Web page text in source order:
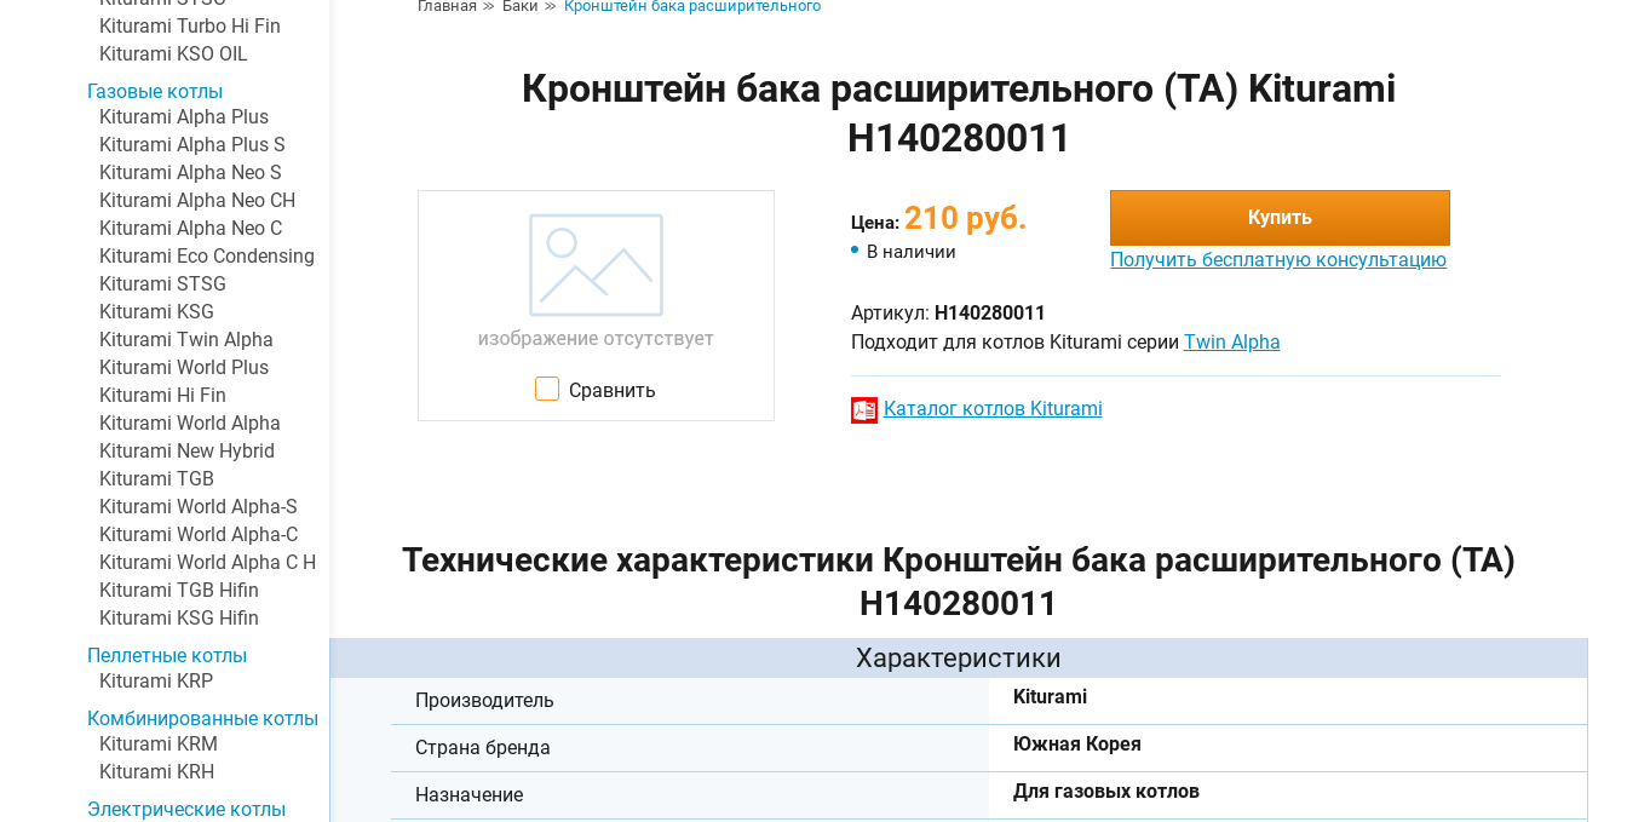
Главная Баки Кронштейн бака расширительного
Кронштейн бака расширительного (TA) Kiturami
H140280011
Сравнить
Цена: 210 руб.
В наличии
Купить
Получить бесплатную консультацию
Артикул: H140280011
Подходит для котлов Kiturami серии Twin Alpha
Каталог котлов Kiturami
Технические характеристики Кронштейн бака расширительного (TA)
H140280011
Характеристики
Производитель Kiturami
Страна бренда Южная Корея
Назначение Для газовых котлов
Kiturami Turbo Hi Fin
Kiturami KSO OIL
Газовые котлы
Kiturami Alpha Plus
Kiturami Alpha Plus S
Kiturami Alpha Neo S
Kiturami Alpha Neo CH
Kiturami Alpha Neo C
Kiturami Eco Condensing
Kiturami STSG
Kiturami KSG
Kiturami Twin Alpha
Kiturami World Plus
Kiturami Hi Fin
Kiturami World Alpha
Kiturami New Hybrid
Kiturami TGB
Kiturami World Alpha-S
Kiturami World Alpha-C
Kiturami World Alpha C H
Kiturami TGB Hifin
Kiturami KSG Hifin
Пеллетные котлы
Kiturami KRP
Комбинированные котлы
Kiturami KRM
Kiturami KRH
Электрические котлы